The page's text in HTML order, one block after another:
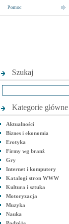
Pomoc
Szukaj
Kategorie główne
Aktualności
Biznes i ekonomia
Erotyka
Firmy wg branż
Gry
Internet i komputery
Katalogi stron WWW
Kultura i sztuka
Motoryzacja
Muzyka
Nauka